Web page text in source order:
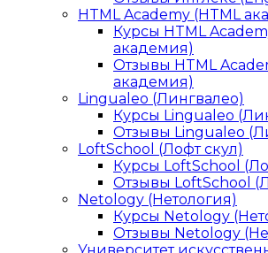
HTML Academy (HTML
Курсы HTML
академия)
Отзывы HTML
академия)
Lingualeo (Лингвалео)
Курсы Lingualeo
Отзывы Lingualeo
LoftSchool (Лофт скул)
Курсы LoftSchool
Отзывы LoftSchool
Netology (Нетология)
Курсы Netology
Отзывы Netology